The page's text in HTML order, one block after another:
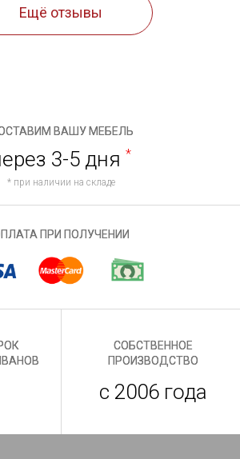
Ещё отзывы
ВАШУ МЕБЕЛЬ
3-5 дня *
* при наличии на складе
ПРИ ПОЛУЧЕНИИ
СОБСТВЕННОЕ
ПРОИЗВОДСТВО
с 2006 года